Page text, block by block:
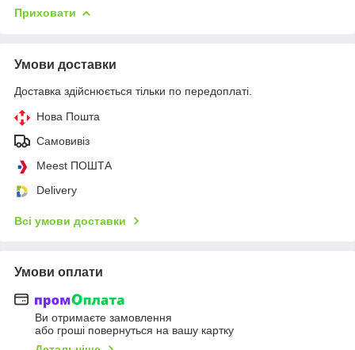
Приховати
Умови доставки
Доставка здійснюється тільки по передоплаті.
Нова Пошта
Самовивіз
Meest ПОШТА
Delivery
Всі умови доставки
Умови оплати
Ви отримаєте замовлення
або гроші повернуться на вашу картку